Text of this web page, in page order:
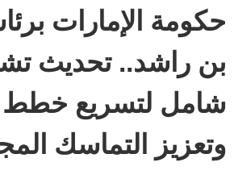
حكومة الإمارات
بن راشد.. تحديث
شامل لتسريع خطط
وتعزيز التماسك